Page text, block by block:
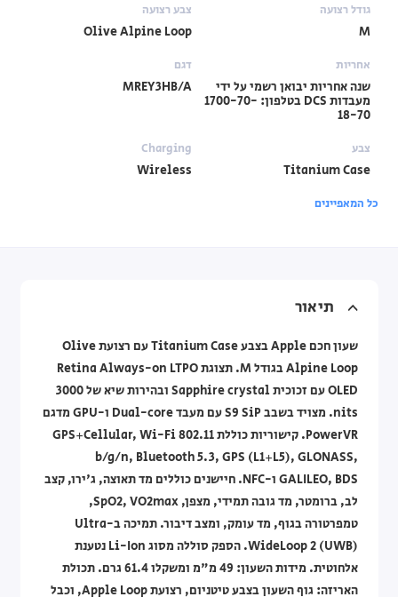
גודל רצועה
M
צבע רצועה
Olive Alpine Loop
אחריות
שנה אחריות יבואן רשמי על ידי
מעבדות DCS בטלפון: 1700-70-
18-70
דגם
MREY3HB/A
צבע
Titanium Case
Charging
Wireless
כל המאפיינים
תיאור
שעון חכם Apple בצבע Titanium Case עם רצועת Olive
Alpine Loop בגודל M. תצוגת Retina Always-on LTPO
OLED עם זכוכית Sapphire crystal ובהירות שיא של 3000
nits. מצויד בשבב S9 SiP עם מעבד Dual-core ו-GPU מדגם
PowerVR. קישוריות כוללת GPS+Cellular, Wi-Fi 802.11
b/g/n, Bluetooth 5.3, GPS (L1+L5), GLONASS,
GALILEO, BDS ו-NFC. חיישנים כוללים מד תאוצה, ג'ירו, קצב
לב, ברומטר, מד גובה תמידי, מצפן, SpO2, VO2max,
טמפרטורה בגוף, מד עומק, ומצב דיבור. תמיכה ב-Ultra
WideLoop 2 (UWB). הספק סוללה מסוג Li-Ion נטענת
אלחוטית. מידות השעון: 49 מ"מ ומשקלו 61.4 גרם. תכולת
האריזה: גוף השעון בצבע טיטניום, רצועת Apple Loop, וכבל